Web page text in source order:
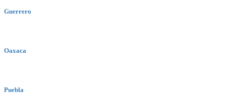
Guerrero
Oaxaca
Puebla